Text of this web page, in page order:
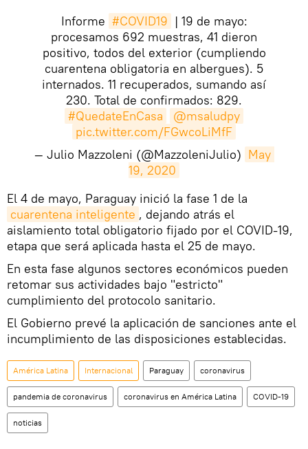
Informe #COVID19 | 19 de mayo:
procesamos 692 muestras, 41 dieron
positivo, todos del exterior (cumpliendo
cuarentena obligatoria en albergues). 5
internados. 11 recuperados, sumando así
230. Total de confirmados: 829.
#QuedateEnCasa
@msaludpy
pic.twitter.com/FGwcoLiMfF
— Julio Mazzoleni (@MazzoleniJulio) May
19, 2020
El 4 de mayo, Paraguay inició la fase 1 de la
cuarentena inteligente , dejando atrás el
aislamiento total obligatorio fijado por el COVID-19,
etapa que será aplicada hasta el 25 de mayo.
En esta fase algunos sectores económicos pueden
retomar sus actividades bajo "estricto"
cumplimiento del protocolo sanitario.
El Gobierno prevé la aplicación de sanciones ante el
incumplimiento de las disposiciones establecidas.
América Latina Internacional Paraguay coronavirus
pandemia de coronavirus coronavirus en América Latina COVID-19
noticias